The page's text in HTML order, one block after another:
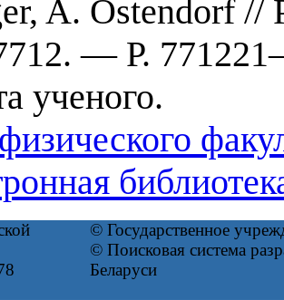
A. Ostendorf
— Р.
ученого.
© Государственное
© Поисковая система
Беларуси